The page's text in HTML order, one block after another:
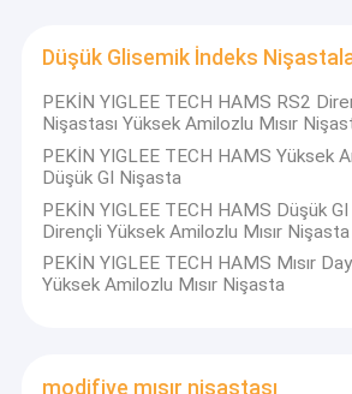
Düşük Glisemik İndeks
PEKİN YIGLEE TECH HAMS RS2
Nişastası Yüksek Amilozlu Mısır
PEKİN YIGLEE TECH HAMS Yüksek
Düşük GI Nişasta
PEKİN YIGLEE TECH HAMS Düşük
Dirençli Yüksek Amilozlu Mısır Nişasta
PEKİN YIGLEE TECH HAMS Mısır
Yüksek Amilozlu Mısır Nişasta
modifiye mısır nişastası